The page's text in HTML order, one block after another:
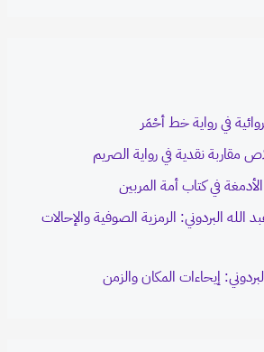
في رواية خط أحْمَر
مقاربة نقدية في رواية الصريم
في كتاب أمة المربين
الله البردوني: الرمزية الصوفية والإحالات
إيحاءات المكان والزمن